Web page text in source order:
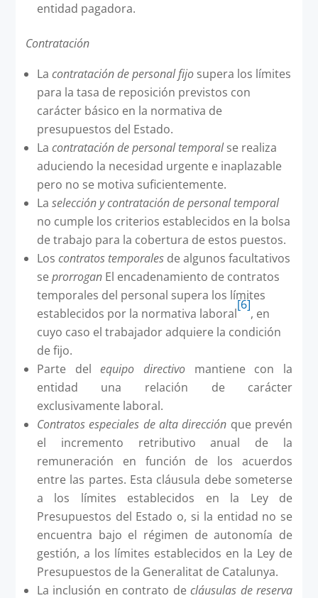
entidad pagadora.
Contratación
La contratación de personal fijosupera los límites
para la tasa de reposición previstos con
carácter básico en la normativa de
presupuestos del Estado.
La contratación de personal temporalse realiza
aduciendo la necesidad urgente e inaplazable
pero no se motiva suficientemente.
La selección y contratación de personal temporal
no cumple los criterios establecidos en la bolsa
de trabajo para la cobertura de estos puestos.
Los contratos temporalesde algunos facultativos
seprorroganEl encadenamiento de contratos
temporales del personal supera los límites
establecidos por la normativa laboral
[6]
, en
cuyo caso el trabajador adquiere la condición
de fijo.
Parte delequipo directivo mantiene con la
entidad una relación de carácter
exclusivamente laboral.
Contratos especiales de alta dirección que prevén
el incremento retributivo anual de la
remuneración en función de los acuerdos
entre las partes. Esta cláusula debe someterse
a los límites establecidos en la Ley de
Presupuestos del Estado o, si la entidad no se
encuentra bajo el régimen de autonomía de
gestión, a los límites establecidos en la Ley de
Presupuestos de la Generalitat de Catalunya.
La inclusión en contrato decláusulas de reserva